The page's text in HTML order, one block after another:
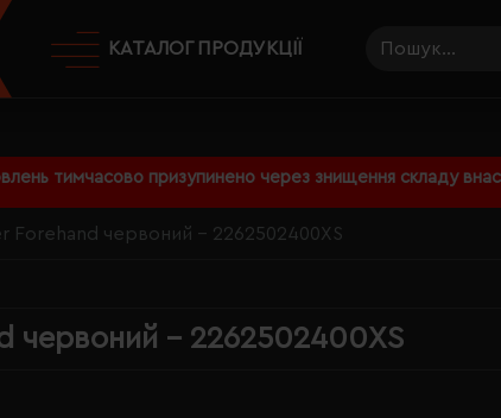
тимчасово призупинено через знищення складу
КАТАЛОГ ПРОДУКЦІЇ
Forehand червоний - 2262502400XS
червоний - 2262502400XS